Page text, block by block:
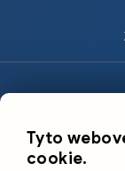
Tyto
cookie.